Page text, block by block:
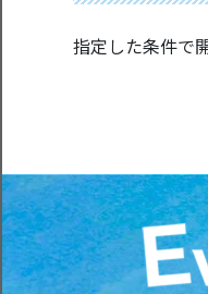
指定した条件で